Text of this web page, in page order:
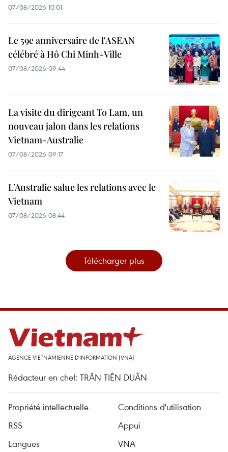
07/08/2026 10:01
Le 59e anniversaire de l'ASEAN
célébré à Hô Chi Minh-Ville
07/08/2026 09:44
La visite du dirigeant To Lam, un
nouveau jalon dans les relations
Vietnam-Australie
07/08/2026 09:17
L’Australie salue les relations avec le
Vietnam
07/08/2026 08:44
Télécharger plus
AGENCE VIETNAMIENNE D'INFORMATION (VNA)
Rédacteur en chef: TRÂN TIÊN DUÂN
Propriété intellectuelle
Conditions d'utilisation
RSS
Appui
Langues
VNA